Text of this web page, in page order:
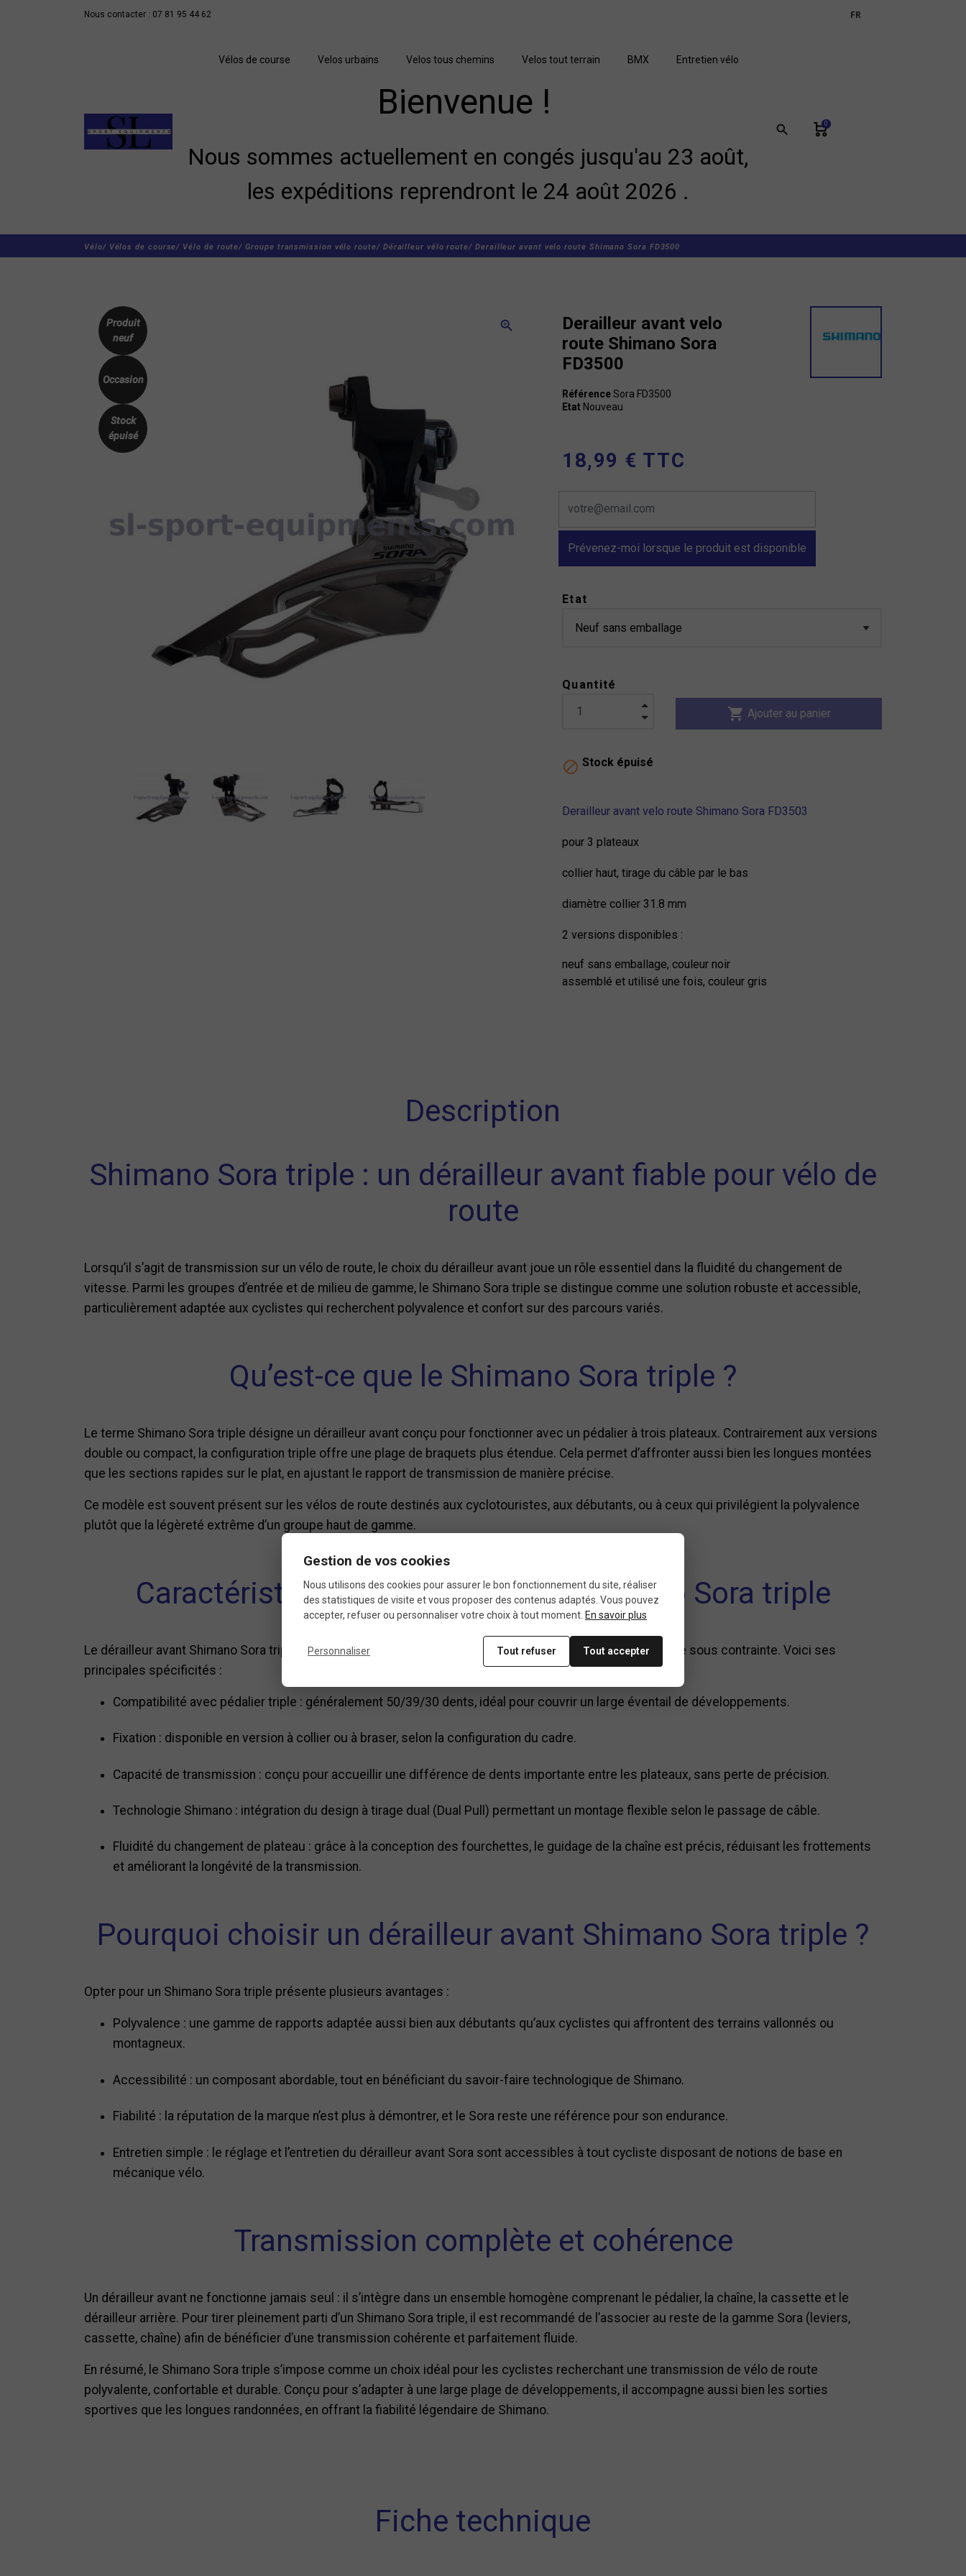
Nous contacter : 07 81 95 44 62
FR
Vélos de course Velos urbains Velos tous chemins Velos tout terrain BMX Entretien vélo
Bienvenue !
Nous sommes actuellement en congés jusqu'au 23 août,
les expéditions reprendront le 24 août 2026 .
search 0
Vélo/ Vélos de course/ Vélo de route/ Groupe transmission vélo route/ Dérailleur vélo route/ Derailleur avant velo route Shimano Sora FD3500
zoom_in
Produit
neuf
Occasion
Stock
épuisé
Derailleur avant velo
route Shimano Sora
FD3500
RéférenceSora FD3500
Etat Nouveau
18,99 € TTC
Prévenez-moi lorsque le produit est disponible
Etat
Quantité
shopping_cart Ajouter au panier
 Stock épuisé
Derailleur avant velo route Shimano Sora FD3503
pour 3 plateaux
collier haut, tirage du câble par le bas
diamètre collier 31.8 mm
2 versions disponibles :
neuf sans emballage, couleur noir
assemblé et utilisé une fois, couleur gris
Description
Shimano Sora triple : un dérailleur avant fiable pour vélo de
route
Lorsqu’il s’agit de transmission sur un vélo de route, le choix du dérailleur avant joue un rôle essentiel dans la fluidité du changement de
vitesse. Parmi les groupes d’entrée et de milieu de gamme, le Shimano Sora triple se distingue comme une solution robuste et accessible,
particulièrement adaptée aux cyclistes qui recherchent polyvalence et confort sur des parcours variés.
Qu’est-ce que le Shimano Sora triple ?
Le terme Shimano Sora triple désigne un dérailleur avant conçu pour fonctionner avec un pédalier à trois plateaux. Contrairement aux versions
double ou compact, la configuration triple offre une plage de braquets plus étendue. Cela permet d’affronter aussi bien les longues montées
que les sections rapides sur le plat, en ajustant le rapport de transmission de manière précise.
Ce modèle est souvent présent sur les vélos de route destinés aux cyclotouristes, aux débutants, ou à ceux qui privilégient la polyvalence
plutôt que la légèreté extrême d’un groupe haut de gamme.
Caractéristiques techniques du Shimano Sora triple
Le dérailleur avant Shimano Sora triple est pensé pour offrir un passage de vitesses souple et fiable, même sous contrainte. Voici ses
principales spécificités :
Compatibilité avec pédalier triple : généralement 50/39/30 dents, idéal pour couvrir un large éventail de développements.
Fixation : disponible en version à collier ou à braser, selon la configuration du cadre.
Capacité de transmission : conçu pour accueillir une différence de dents importante entre les plateaux, sans perte de précision.
Technologie Shimano : intégration du design à tirage dual (Dual Pull) permettant un montage flexible selon le passage de câble.
Fluidité du changement de plateau : grâce à la conception des fourchettes, le guidage de la chaîne est précis, réduisant les frottements
et améliorant la longévité de la transmission.
Pourquoi choisir un dérailleur avant Shimano Sora triple ?
Opter pour un Shimano Sora triple présente plusieurs avantages :
Polyvalence : une gamme de rapports adaptée aussi bien aux débutants qu’aux cyclistes qui affrontent des terrains vallonnés ou
montagneux.
Accessibilité : un composant abordable, tout en bénéficiant du savoir-faire technologique de Shimano.
Fiabilité : la réputation de la marque n’est plus à démontrer, et le Sora reste une référence pour son endurance.
Entretien simple : le réglage et l’entretien du dérailleur avant Sora sont accessibles à tout cycliste disposant de notions de base en
mécanique vélo.
Transmission complète et cohérence
Un dérailleur avant ne fonctionne jamais seul : il s’intègre dans un ensemble homogène comprenant le pédalier, la chaîne, la cassette et le
dérailleur arrière. Pour tirer pleinement parti d’un Shimano Sora triple, il est recommandé de l’associer au reste de la gamme Sora (leviers,
cassette, chaîne) afin de bénéficier d’une transmission cohérente et parfaitement fluide.
En résumé, le Shimano Sora triple s’impose comme un choix idéal pour les cyclistes recherchant une transmission de vélo de route
polyvalente, confortable et durable. Conçu pour s’adapter à une large plage de développements, il accompagne aussi bien les sorties
sportives que les longues randonnées, en offrant la fiabilité légendaire de Shimano.
Fiche technique
Gestion de vos cookies
Nous utilisons des cookies pour assurer le bon fonctionnement du site, réaliser
des statistiques de visite et vous proposer des contenus adaptés. Vous pouvez
accepter, refuser ou personnaliser votre choix à tout moment. En savoir plus
Personnaliser Tout refuser Tout accepter